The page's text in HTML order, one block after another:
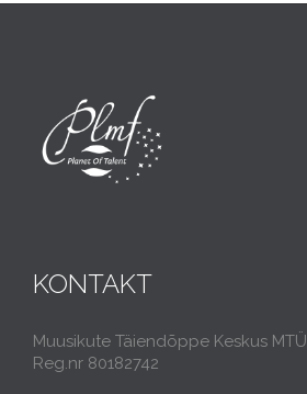
KONTAKT
Muusikute Täiendõppe Keskus MTÜ
Reg.nr 80182742